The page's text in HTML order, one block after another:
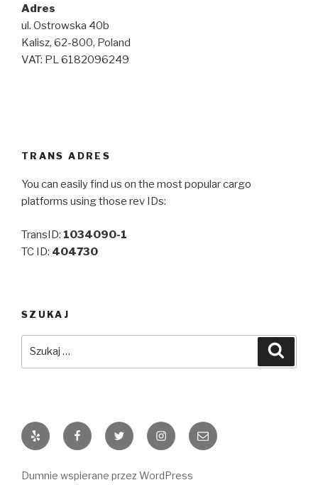
Adres
ul. Ostrowska 40b
Kalisz, 62-800, Poland
VAT: PL 6182096249
TRANS ADRES
You can easily find us on the most popular cargo
platforms using those rev IDs:
TransID: 1034090-1
TC ID: 404730
SZUKAJ
Yelp FacebookTwitter InstagramEmail
Dumnie wspierane przez WordPress